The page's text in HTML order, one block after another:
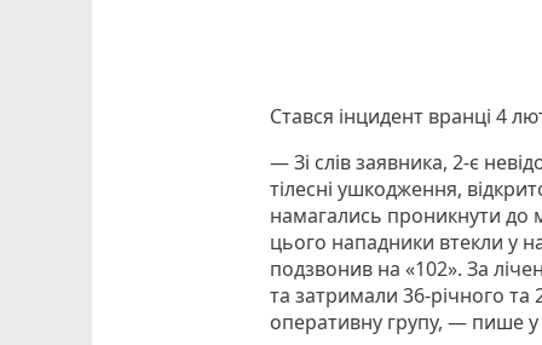
Стався інцидент вранці 4
— Зі слів заявника, 2-є
тілесні ушкодження,
намагались проникнути до
цього нападники втекли у
подзвонив на «102». За
та затримали 36-річного та
оперативну групу, — пише у